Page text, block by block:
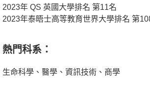
2023年 QS 英國大學排名 第11名
2023年泰晤士高等教育世界大學排名 第
熱門科系：
生命科學、醫學、資訊技術、商學